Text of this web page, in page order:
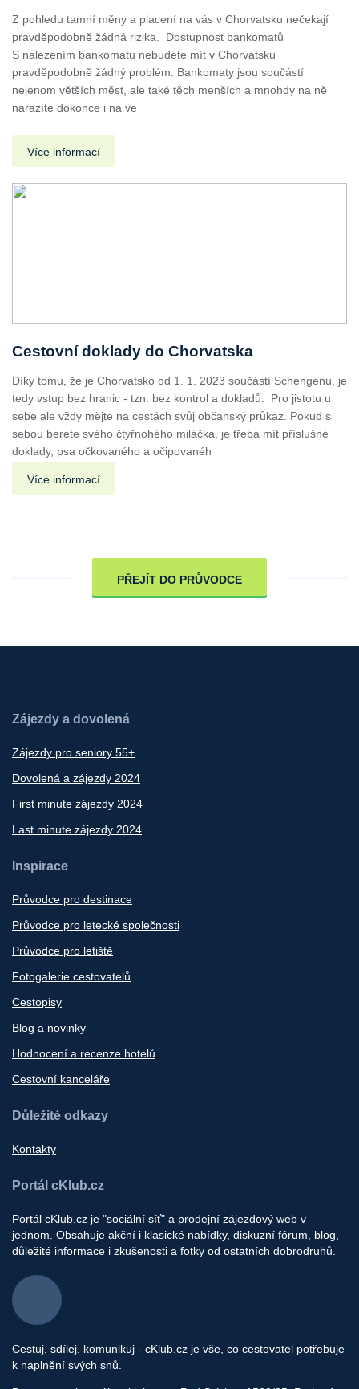
Z pohledu tamní měny a placení na vás v Chorvatsku nečekají
pravděpodobně žádná rizika. Dostupnost bankomatů
S nalezením bankomatu nebudete mít v Chorvatsku
pravděpodobně žádný problém. Bankomaty jsou součástí
nejenom větších měst, ale také těch menších a mnohdy na ně
narazíte dokonce i na ve
Více informací
Cestovní doklady do Chorvatska
Díky tomu, že je Chorvatsko od 1. 1. 2023 součástí Schengenu, je
tedy vstup bez hranic - tzn. bez kontrol a dokladů. Pro jistotu u
sebe ale vždy mějte na cestách svůj občanský průkaz. Pokud s
sebou berete svého čtyřnohého miláčka, je třeba mít příslušné
doklady, psa očkovaného a očipovanéh
Více informací
PŘEJÍT DO PRŮVODCE
Zájezdy a dovolená
Zájezdy pro seniory 55+
Dovolená a zájezdy 2024
First minute zájezdy 2024
Last minute zájezdy 2024
Inspirace
Průvodce pro destinace
Průvodce pro letecké společnosti
Průvodce pro letiště
Fotogalerie cestovatelů
Cestopisy
Blog a novinky
Hodnocení a recenze hotelů
Cestovní kanceláře
Důležité odkazy
Kontakty
Portál cKlub.cz
Portál cKlub.cz je "sociální síť" a prodejní zájezdový web v
jednom. Obsahuje akční i klasické nabídky, diskuzní fórum, blog,
důležité informace i zkušenosti a fotky od ostatních dobrodruhů.
Cestuj, sdílej, komunikuj - cKlub.cz je vše, co cestovatel potřebuje
k naplnění svých snů.